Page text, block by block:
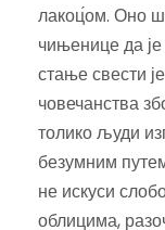
лакоц́ом. Оно
чињенице да
стање свести
човечанства
толико људи
безумним
не искуси
облицима,